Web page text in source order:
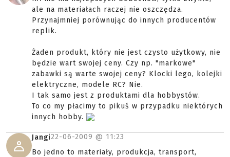
ale na materiałach raczej nie oszczędza.
Przynajmniej porównując do innych producentów
replik.
Żaden produkt, który nie jest czysto użytkowy, nie
będzie wart swojej ceny. Czy np. "markowe"
zabawki są warte swojej ceny? Klocki lego, kolejki
elektryczne, modele RC? Nie.
I tak samo jest z produktami dla hobbystów.
To co my płacimy to pikuś w przypadku niektórych
innych hobby.
Jangi22-06-2009 @ 11:23
Bo jedno to materiały, produkcja, transport,